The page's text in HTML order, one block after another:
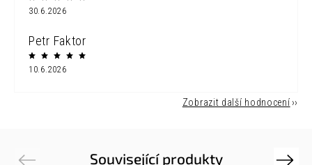
30.6.2026
Petr Faktor
10.6.2026
Zobrazit další hodnocení
Související produkty
Previous Next